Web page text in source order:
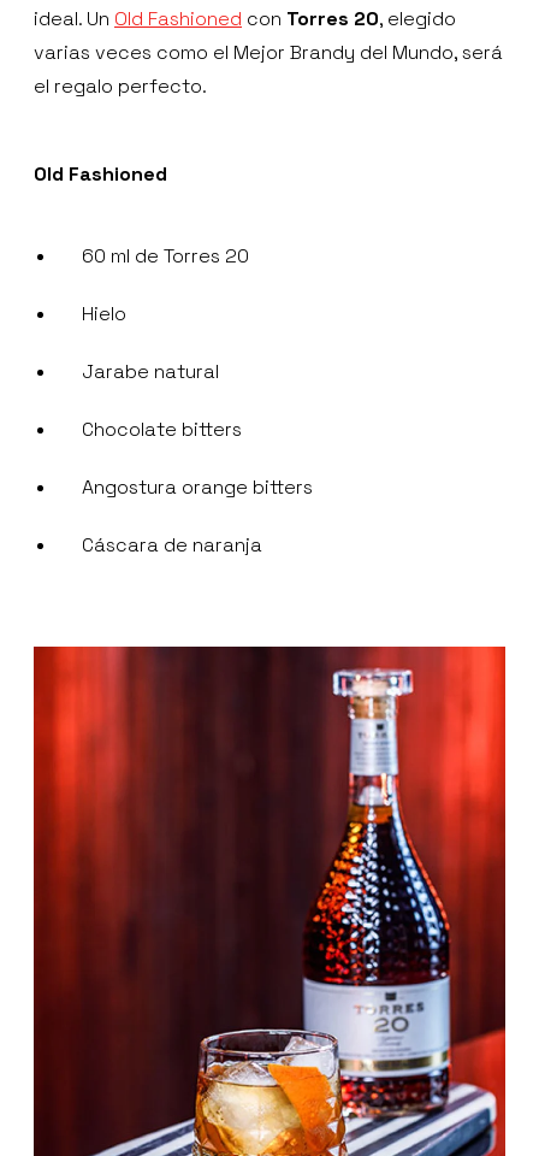
ideal. Un Old Fashioned con Torres 20, elegido
varias veces como el Mejor Brandy del Mundo, será
el regalo perfecto.
Old Fashioned
60 ml de Torres 20
Hielo
Jarabe natural
Chocolate bitters
Angostura orange bitters
Cáscara de naranja